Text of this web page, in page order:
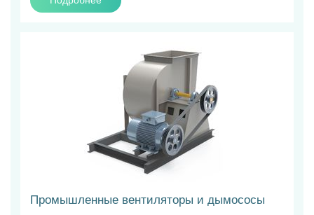
Промышленные вентиляторы и дымососы